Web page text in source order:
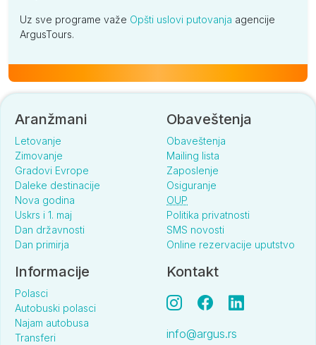
Uz sve programe važe Opšti uslovi putovanja agencije
ArgusTours.
Aranžmani
Letovanje
Zimovanje
Gradovi Evrope
Daleke destinacije
Nova godina
Uskrs i 1. maj
Dan državnosti
Dan primirja
Obaveštenja
Obaveštenja
Mailing lista
Zaposlenje
Osiguranje
OUP
Politika privatnosti
SMS novosti
Online rezervacije uputstvo
Informacije
Polasci
Autobuski polasci
Najam autobusa
Transferi
Kontakt
info@argus.rs